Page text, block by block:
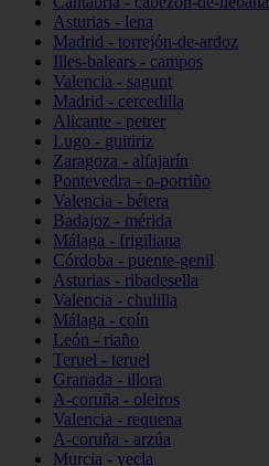
Asturias - lena
Madrid - torrejón-de-ardoz
Illes-balears - campos
Valencia - sagunt
Madrid - cercedilla
Alicante - petrer
Lugo - guitiriz
Zaragoza - alfajarín
Pontevedra - o-porriño
Valencia - bétera
Badajoz - mérida
Málaga - frigiliana
Córdoba - puente-genil
Asturias - ribadesella
Valencia - chulilla
Málaga - coín
León - riaño
Teruel - teruel
Granada - illora
A-coruña - oleiros
Valencia - requena
A-coruña - arzúa
Murcia - yecla